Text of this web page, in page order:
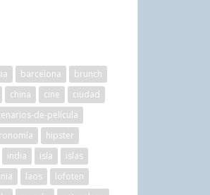
barcelona
brunch
china cine
ciudad
de-película
hipster
india isla
islas
laos
lofoten